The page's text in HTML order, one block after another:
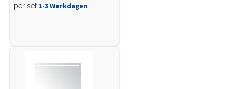
per set 1-3 Werkdagen